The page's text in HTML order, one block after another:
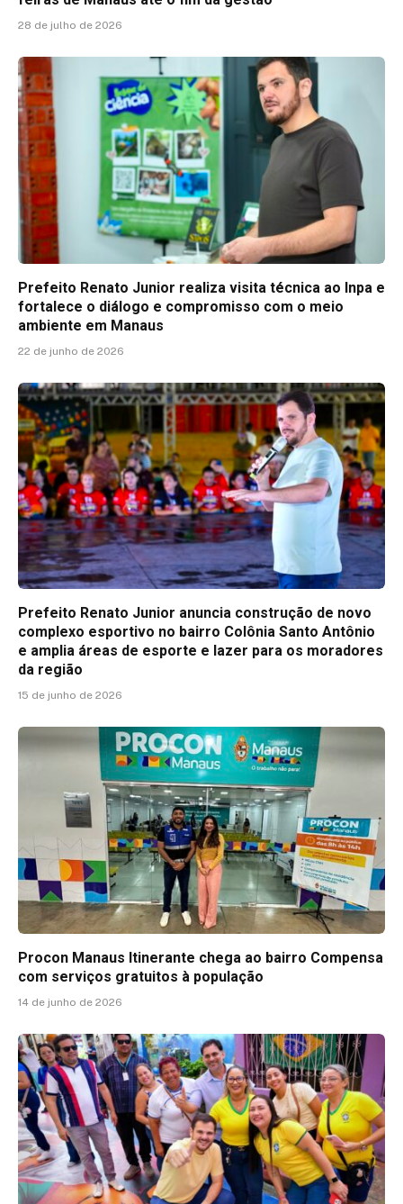
28 de julho de 2026
Prefeito Renato Junior realiza visita técnica ao Inpa e
fortalece o diálogo e compromisso com o meio
ambiente em Manaus
22 de junho de 2026
Prefeito Renato Junior anuncia construção de novo
complexo esportivo no bairro Colônia Santo Antônio
e amplia áreas de esporte e lazer para os moradores
da região
15 de junho de 2026
Procon Manaus Itinerante chega ao bairro Compensa
com serviços gratuitos à população
14 de junho de 2026